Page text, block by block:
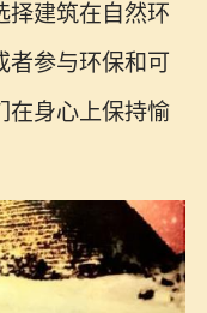
择建筑在自然环
参与环保和可
在身心上保持愉